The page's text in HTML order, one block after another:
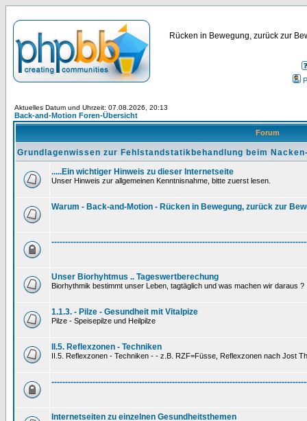
Rücken in Bewegung, zurück zur
Aktuelles Datum und Uhrzeit: 07.08.2026, 20:13
Back-and-Motion Foren-Übersicht
Forum
Grundlagenwissen zur Fehlstandstatikbehandlung beim
.....Ein wichtiger Hinweis zu dieser Internetseite
Unser Hinweis zur allgemeinen Kenntnisnahme, bitte zuerst lesen.
Warum - Back-and-Motion - Rücken in Bewegung, zurück zur
Unser Biorhyhtmus .. Tageswertberechung
Biorhythmik bestimmt unser Leben, tagtäglich und was machen wir daraus ?
1.1.3. - Pilze - Gesundheit mit Vitalpize
Pilze - Speisepilze und Heilpilze
II.5. Reflexzonen - Techniken
II.5. Reflexzonen - Techniken - - z.B. RZF=Füsse, Reflexzonen nach Jost
Internetseiten zu einzelnen Gesundheitsthemen